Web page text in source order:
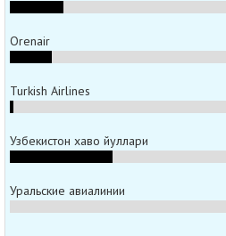
Orenair
Turkish Airlines
Узбекистон хаво йуллари
Уральские авиалинии